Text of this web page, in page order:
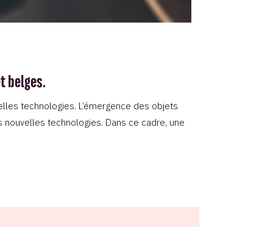
belges.
technologies. L’émergence des objets
technologies. Dans ce cadre, une